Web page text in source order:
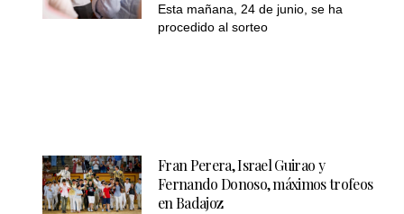
Esta mañana, 24 de junio, se ha
procedido al sorteo
Fran Perera, Israel Guirao y
Fernando Donoso, máximos trofeos
en Badajoz